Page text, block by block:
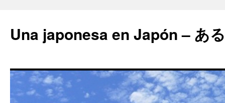
Una japonesa en Japón – あ